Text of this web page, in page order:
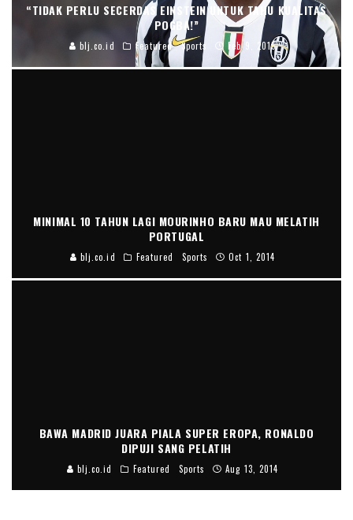
“TIDAK PERLU SECERDAS EINSTEIN UNTUK TAHU KUALITAS
POGBA!”
blj.co.id Featured Sports Feb 9, 2015
MINIMAL 10 TAHUN LAGI MOURINHO BARU MAU MELATIH
PORTUGAL
blj.co.id Featured Sports Oct 1, 2014
BAWA MADRID JUARA PIALA SUPER EROPA, RONALDO
DIPUJI SANG PELATIH
blj.co.id Featured Sports Aug 13, 2014